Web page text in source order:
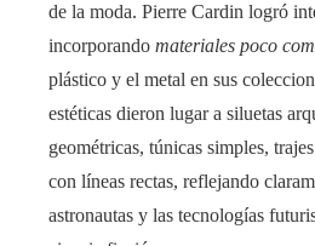
de la moda. Pierre Cardin logró
incorporando materiales poco
plástico y el metal en sus
estéticas dieron lugar a siluetas
geométricas, túnicas simples,
con líneas rectas, reflejando
astronautas y las tecnologías